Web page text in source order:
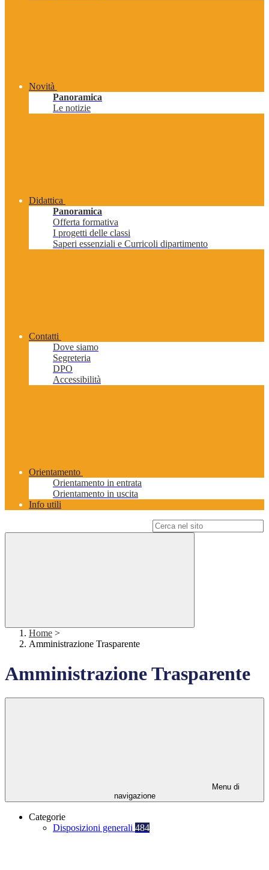
Novità
Panoramica
Le notizie
Didattica
Panoramica
Offerta formativa
I progetti delle classi
Saperi essenziali e Curricoli dipartimento
Contatti
Dove siamo
Segreteria
DPO
Accessibilità
Orientamento
Orientamento in entrata
Orientamento in uscita
Info utili
Home >
Amministrazione Trasparente
Amministrazione Trasparente
Menu di
navigazione
Categorie
Disposizioni generali 484